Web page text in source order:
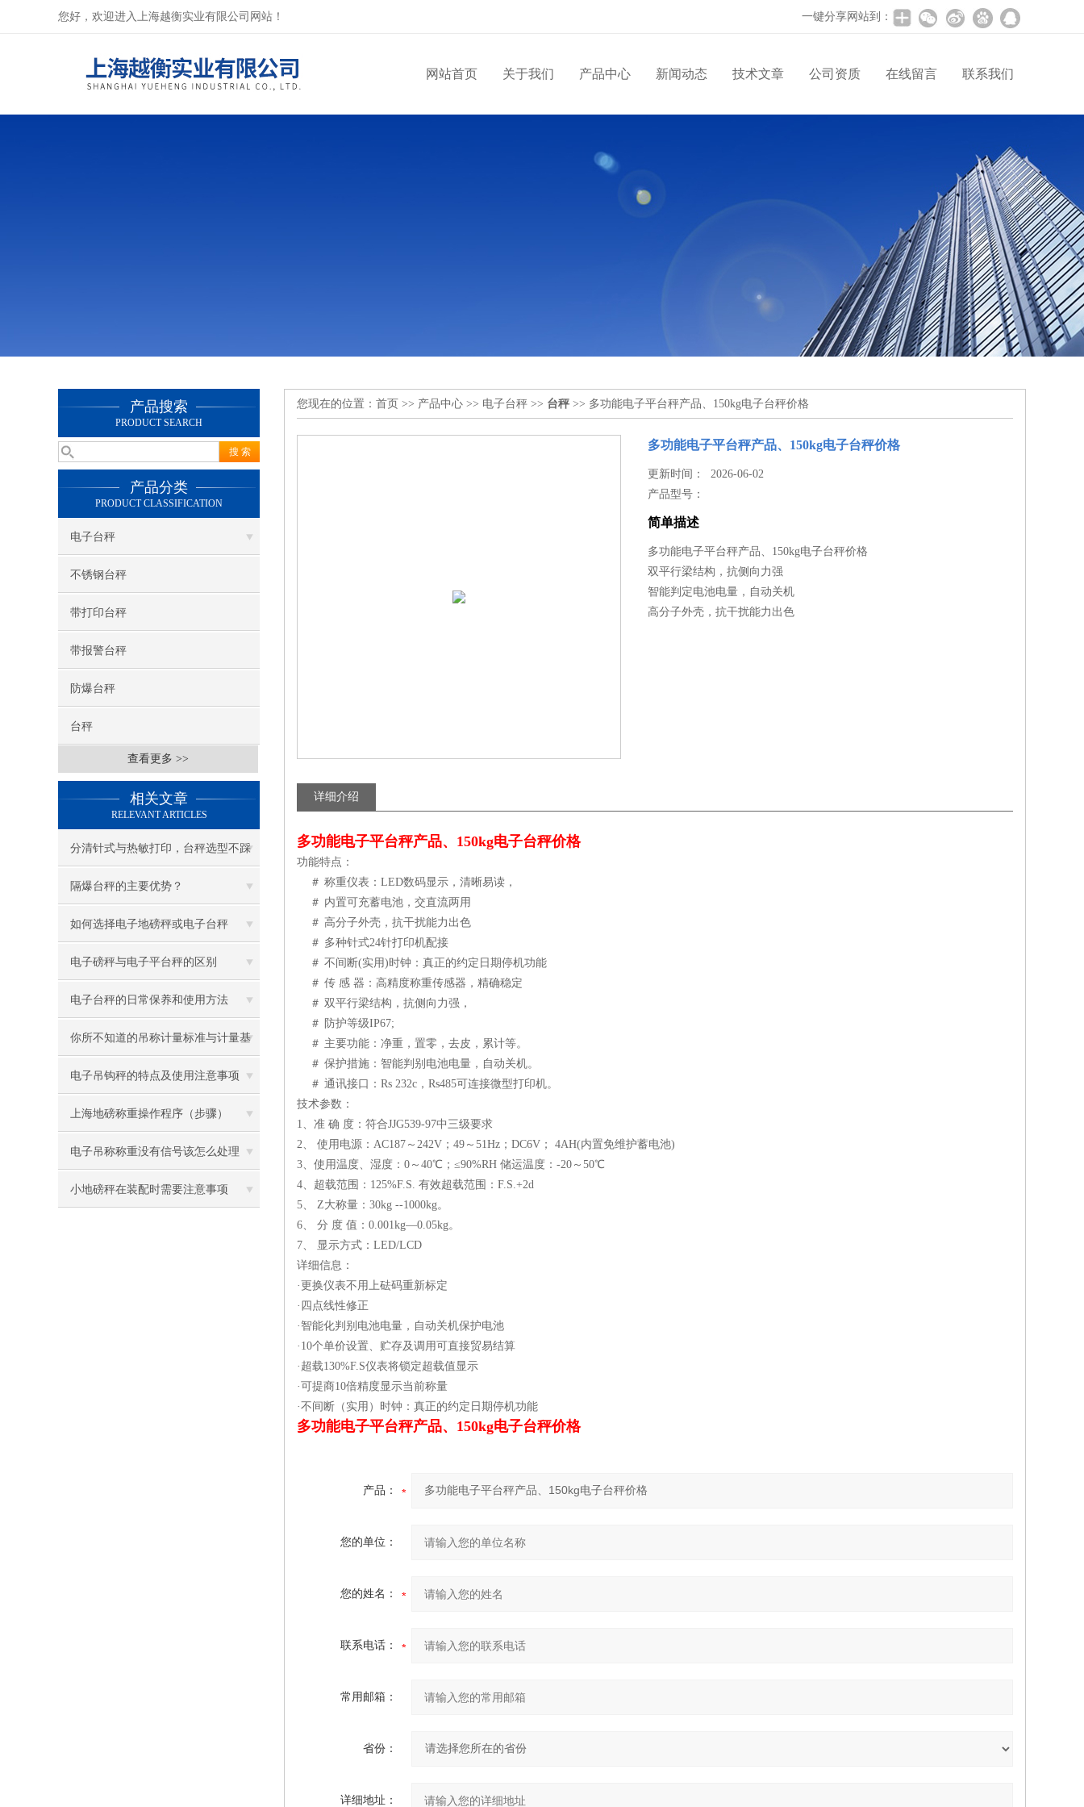
您好，欢迎进入上海越衡实业有限公司网站！ 一键分享网站到：
网站首页 关于我们 产品中心 新闻动态 技术文章 公司资质 在线留言 联系我们
产品搜索
PRODUCT SEARCH
产品分类
PRODUCT CLASSIFICATION
电子台秤
不锈钢台秤
带打印台秤
带报警台秤
防爆台秤
台秤
查看更多 >>
相关文章
RELEVANT ARTICLES
分清针式与热敏打印，台秤选型不踩
坑
隔爆台秤的主要优势？
如何选择电子地磅秤或电子台秤
电子磅秤与电子平台秤的区别
电子台秤的日常保养和使用方法
你所不知道的吊称计量标准与计量基
准的区别
电子吊钩秤的特点及使用注意事项
上海地磅称重操作程序（步骤）
电子吊称称重没有信号该怎么处理
小地磅秤在装配时需要注意事项
您现在的位置： 首页 >> 产品中心 >> 电子台秤 >> 台秤 >> 多功能电子平台秤产品、150kg电子台秤价格
多功能电子平台秤产品、150kg电子台秤价格
更新时间： 2026-06-02
产品型号：
简单描述
多功能电子平台秤产品、150kg电子台秤价格
双平行梁结构，抗侧向力强
智能判定电池电量，自动关机
高分子外壳，抗干扰能力出色
详细介绍
多功能电子平台秤产品、150kg电子台秤价格
功能特点：
＃ 称重仪表：LED数码显示，清晰易读，
＃ 内置可充蓄电池，交直流两用
＃ 高分子外壳，抗干扰能力出色
＃ 多种针式24针打印机配接
＃ 不间断(实用)时钟：真正的约定日期停机功能
＃ 传 感 器：高精度称重传感器，精确稳定
＃ 双平行梁结构，抗侧向力强，
＃ 防护等级IP67;
＃ 主要功能：净重，置零，去皮，累计等。
＃ 保护措施：智能判别电池电量，自动关机。
＃ 通讯接口：Rs 232c，Rs485可连接微型打印机。
技术参数：
1、准 确 度：符合JJG539-97中三级要求
2、 使用电源：AC187～242V；49～51Hz；DC6V； 4AH(内置免维护蓄电池)
3、使用温度、湿度：0～40℃；≤90%RH 储运温度：-20～50℃
4、超载范围：125%F.S. 有效超载范围：F.S.+2d
5、 Z大称量：30kg --1000kg。
6、 分 度 值：0.001kg—0.05kg。
7、 显示方式：LED/LCD
详细信息：
·更换仪表不用上砝码重新标定
·四点线性修正
·智能化判别电池电量，自动关机保护电池
·10个单价设置、贮存及调用可直接贸易结算
·超载130%F.S仪表将锁定超载值显示
·可提商10倍精度显示当前称量
·不间断（实用）时钟：真正的约定日期停机功能
多功能电子平台秤产品、150kg电子台秤价格
产品：
您的单位：
您的姓名：
联系电话：
常用邮箱：
省份：
详细地址：